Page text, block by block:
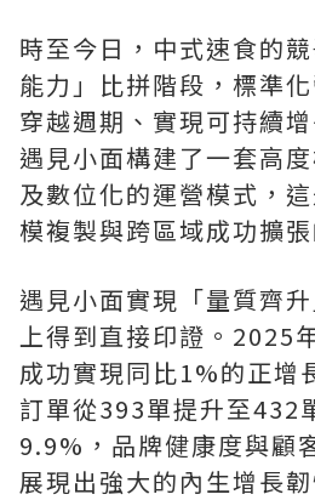
時至今日，中式速食的
能力」比拼階段，標準
穿越週期、實現可持續
遇見小面構建了一套高
及數位化的運營模式，
模複製與跨區域成功擴
遇見小面實現「量質齊
上得到直接印證。2025
成功實現同比1%的正增
訂單從393單提升至432
9.9%，品牌健康度與顧
展現出強大的內生增長韌